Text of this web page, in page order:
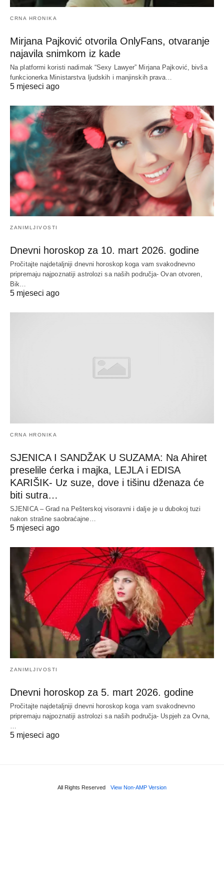
CRNA HRONIKA
Mirjana Pajković otvorila OnlyFans, otvaranje
najavila snimkom iz kade
Na platformi koristi nadimak “Sexy Lawyer” Mirjana Pajković, bivša
funkcionerka Ministarstva ljudskih i manjinskih prava…
5 mjeseci ago
ZANIMLJIVOSTI
Dnevni horoskop za 10. mart 2026. godine
Pročitajte najdetaljniji dnevni horoskop koga vam svakodnevno
pripremaju najpoznatiji astrolozi sa naših područja- Ovan otvoren,
Bik…
5 mjeseci ago
CRNA HRONIKA
SJENICA I SANDŽAK U SUZAMA: Na Ahiret
preselile ćerka i majka, LEJLA i EDISA
KARIŠIK- Uz suze, dove i tišinu dženaza će
biti sutra…
SJENICA – Grad na Pešterskoj visoravni i dalje je u dubokoj tuzi
nakon strašne saobraćajne…
5 mjeseci ago
ZANIMLJIVOSTI
Dnevni horoskop za 5. mart 2026. godine
Pročitajte najdetaljniji dnevni horoskop koga vam svakodnevno
pripremaju najpoznatiji astrolozi sa naših područja- Uspjeh za Ovna,
5 mjeseci ago
All Rights Reserved View Non-AMP Version